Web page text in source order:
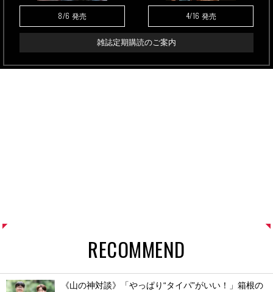
8/6 発売 4/16 発売
雑誌定期購読のご案内
RECOMMEND
《山の神対談》「やっぱり“タイパ”がいい！」箱根の